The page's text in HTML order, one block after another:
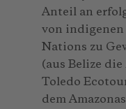
Anteil an
von
Nations zu
(aus Belize
Toledo
dem